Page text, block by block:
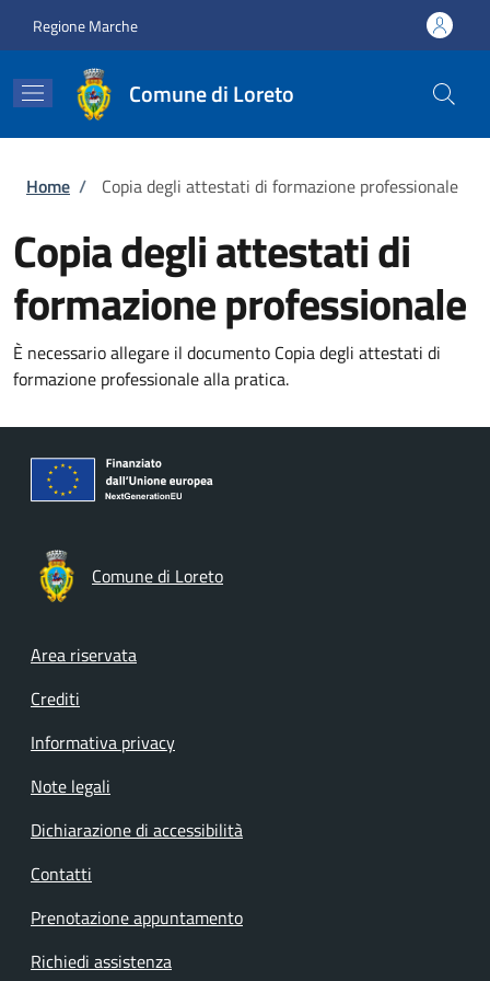
Regione Marche
Comune di Loreto
Briciole di pane
Home / Copia degli attestati di formazione professionale
Copia degli attestati di
formazione professionale
È necessario allegare il documento Copia degli attestati di
formazione professionale alla pratica.
Comune di Loreto
Footer menu
Area riservata
Crediti
Informativa privacy
Note legali
Dichiarazione di accessibilità
Contatti
Prenotazione appuntamento
Richiedi assistenza